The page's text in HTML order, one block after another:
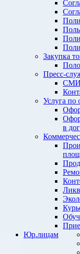
Закупка
Пресс-
СМИ
Услуга
в
Юр.лицам